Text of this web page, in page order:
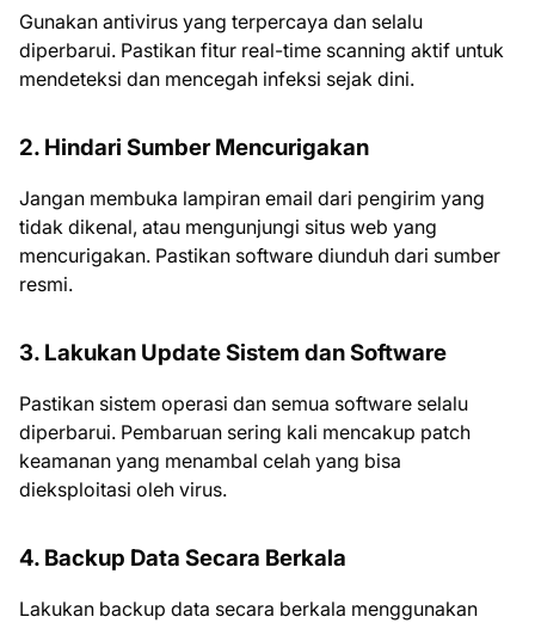
Gunakan antivirus yang terpercaya dan selalu
diperbarui. Pastikan fitur real-time scanning aktif untuk
mendeteksi dan mencegah infeksi sejak dini.
2. Hindari Sumber Mencurigakan
Jangan membuka lampiran email dari pengirim yang
tidak dikenal, atau mengunjungi situs web yang
mencurigakan. Pastikan software diunduh dari sumber
resmi.
3. Lakukan Update Sistem dan Software
Pastikan sistem operasi dan semua software selalu
diperbarui. Pembaruan sering kali mencakup patch
keamanan yang menambal celah yang bisa
dieksploitasi oleh virus.
4. Backup Data Secara Berkala
Lakukan backup data secara berkala menggunakan